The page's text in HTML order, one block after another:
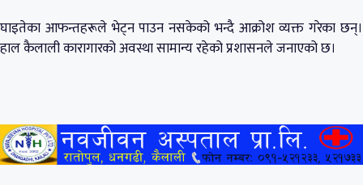
घाइतेका आफन्तहरूले भेट्न पाउन नसकेको भन्दै आक्रोश व्यक्त गरेका छन्।
हाल कैलाली कारागारको अवस्था सामान्य रहेको प्रशासनले जनाएको छ।